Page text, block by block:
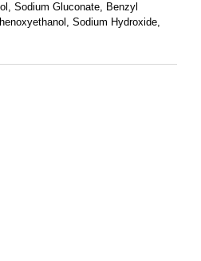
Sodium Gluconate, Benzyl
Sodium Hydroxide,